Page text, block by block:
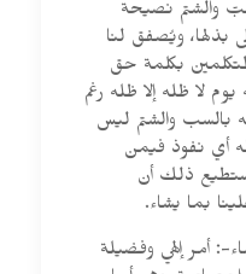
والشتم نصيحة
بذلها، ويُصفق لنا
بكلمة حق
لا ظله إلا ظله رغم
بالسب والشتم ليس
أي نفوذ فيمن
ذلك أن
بما يشاء.
: أمر إلهي وفضيلة